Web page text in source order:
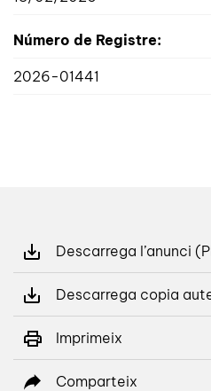
Número de Registre:
2026-01441
Descarrega l’anunci
Descarrega copia
Imprimeix
Comparteix